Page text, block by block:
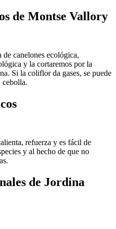
de Montse Vallory
canelones ecológica,
y la cortaremos por la
Si la coliflor da gases, se puede
cebolla.
refuerza y es fácil de
y al hecho de que no
de Jordina